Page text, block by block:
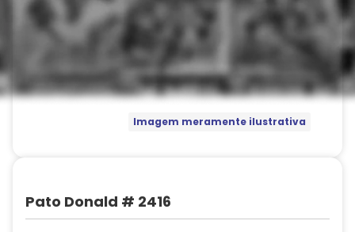
Imagem meramente ilustrativa
Pato Donald # 2416